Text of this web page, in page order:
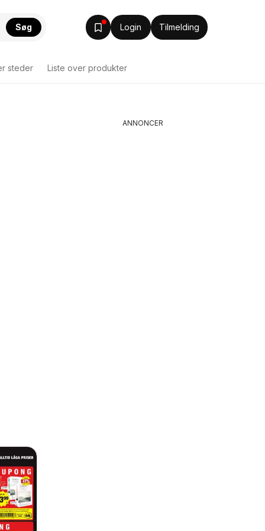
Søg Login Tilmelding
steder Liste over produkter
ANNONCER